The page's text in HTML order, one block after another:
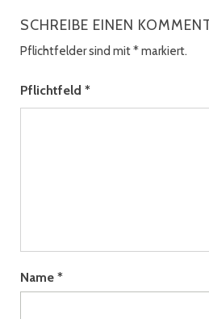
SCHREIBE EINEN
Pflichtfelder sind mit*markiert.
Pflichtfeld *
Name *